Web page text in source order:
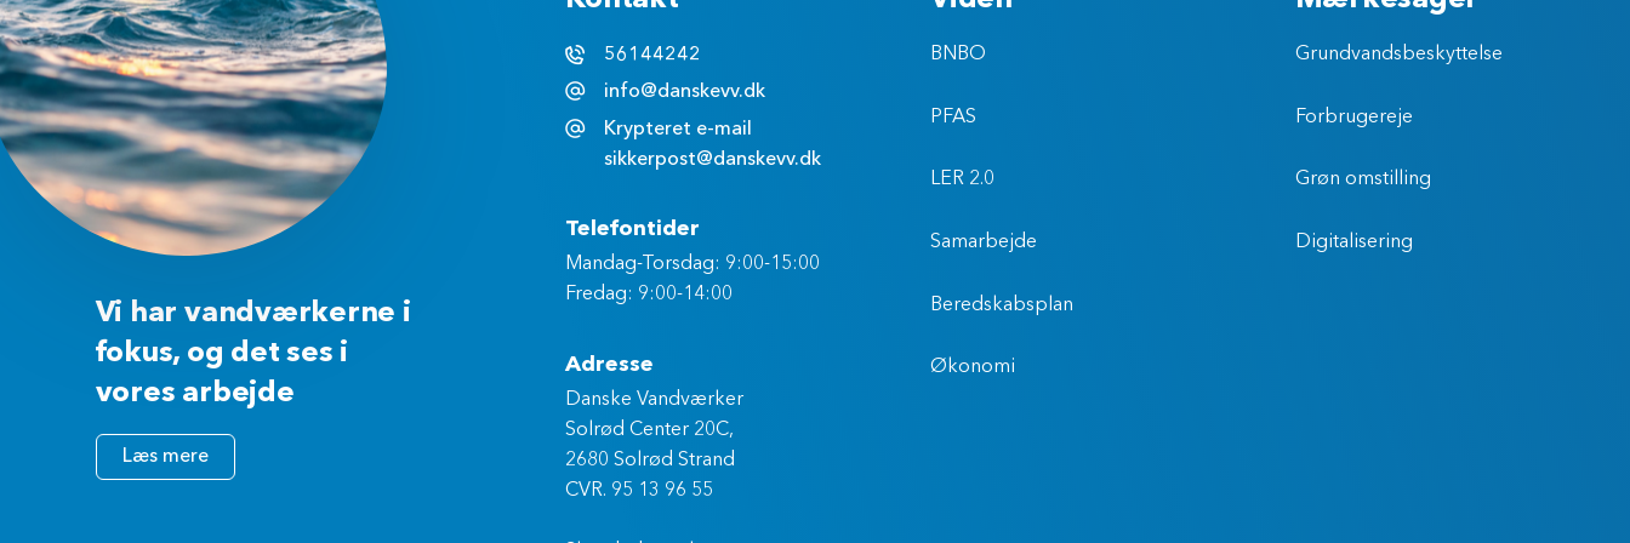
Vi har vandværkerne i
fokus, og det ses i
vores arbejde
Læs mere
56144242
info@danskevv.dk
Krypteret e-mail
sikkerpost@danskevv.dk
Telefontider
Mandag-Torsdag: 9:00-15:00
Fredag: 9:00-14:00
Adresse
Danske Vandværker
Solrød Center 20C,
2680 Solrød Strand
CVR. 95 13 96 55
BNBO
PFAS
LER 2.0
Samarbejde
Beredskabsplan
Økonomi
Grundvandsbeskyttelse
Forbrugereje
Grøn omstilling
Digitalisering